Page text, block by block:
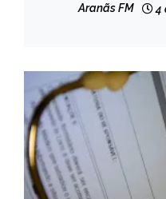
Aranãs FM 4